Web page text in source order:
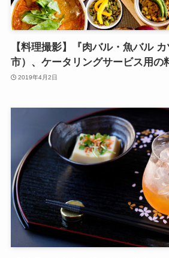
【料理撮影】『肉バル・魚バル
市）、ケータリングサービス用の
2019年4月2日